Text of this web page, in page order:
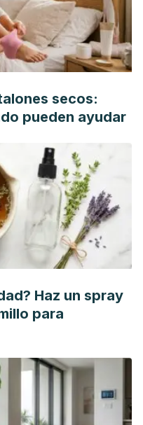
tratamiento de la
Realidades e
secos:
pueden ayudar
Haz un spray
para